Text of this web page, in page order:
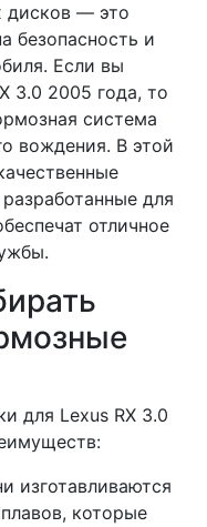
дисков — это
безопасность и
Если вы
3.0 2005 года, то
система
вождения. В этой
для
отличное
для Lexus RX 3.0
изготавливаются
которые